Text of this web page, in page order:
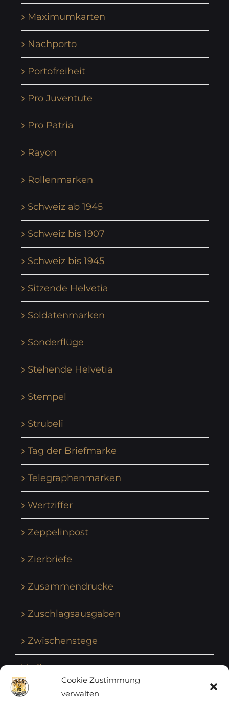
Cookie Zustimmung
verwalten
Maximumkarten
Nachporto
Portofreiheit
Pro Juventute
Pro Patria
Rayon
Rollenmarken
Schweiz ab 1945
Schweiz bis 1907
Schweiz bis 1945
Sitzende Helvetia
Soldatenmarken
Sonderflüge
Stehende Helvetia
Stempel
Strubeli
Tag der Briefmarke
Telegraphenmarken
Wertziffer
Zeppelinpost
Zierbriefe
Zusammendrucke
Zuschlagsausgaben
Zwischenstege
Vatikan
Vereinte Nationen